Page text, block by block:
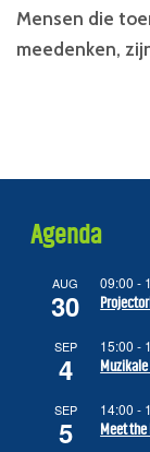
Mensen die
meedenken,
Agenda
AUG
30
09:00 -
SEP
4
15:00 -
Muzikale
SEP
5
14:00 -
Meet the